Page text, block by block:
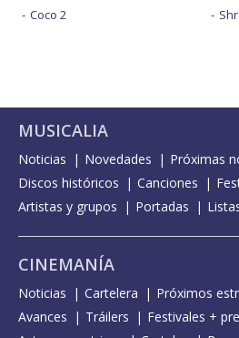
Coco 2
MUSICALIA
Noticias Novedades
Próximas
Discos históricos
Canciones
Artistas y grupos
Portadas
CINEMANÍA
Noticias Cartelera Próximos
Avances
Tráilers
Festivales +